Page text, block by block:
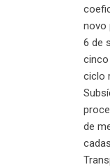
novo
6 de
ciclo
de